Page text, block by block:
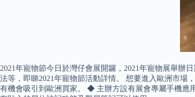
2021年寵物節今日於灣仔會展開鑼，2021年寵物展舉辦
法等，即睇2021年寵物節活動詳情。 想要進入歐洲市
有機會吸引到歐洲買家。 ◆ 主辦方設有展會專屬手機應